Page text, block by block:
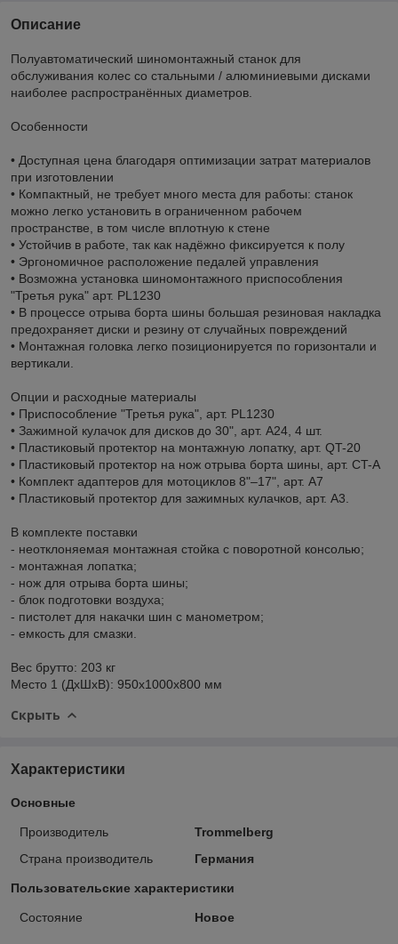
Описание
Полуавтоматический шиномонтажный станок для
обслуживания колес со стальными / алюминиевыми дисками
наиболее распространённых диаметров.
Особенности
• Доступная цена благодаря оптимизации затрат материалов
при изготовлении
• Компактный, не требует много места для работы: станок
можно легко установить в ограниченном рабочем
пространстве, в том числе вплотную к стене
• Устойчив в работе, так как надёжно фиксируется к полу
• Эргономичное расположение педалей управления
• Возможна установка шиномонтажного приспособления
"Третья рука" арт. PL1230
• В процессе отрыва борта шины большая резиновая накладка
предохраняет диски и резину от случайных повреждений
• Монтажная головка легко позиционируется по горизонтали и
вертикали.
Опции и расходные материалы
• Приспособление "Третья рука", арт. PL1230
• Зажимной кулачок для дисков до 30", арт. A24, 4 шт.
• Пластиковый протектор на монтажную лопатку, арт. QT-20
• Пластиковый протектор на нож отрыва борта шины, арт. CT-A
• Комплект адаптеров для мотоциклов 8"–17", арт. A7
• Пластиковый протектор для зажимных кулачков, арт. A3.
В комплекте поставки
- неотклоняемая монтажная стойка с поворотной консолью;
- монтажная лопатка;
- нож для отрыва борта шины;
- блок подготовки воздуха;
- пистолет для накачки шин с манометром;
- емкость для смазки.
Вес брутто: 203 кг
Место 1 (ДхШхВ): 950x1000x800 мм
Скрыть
Характеристики
Основные
Производитель
Trommelberg
Страна производитель
Германия
Пользовательские характеристики
Состояние Новое